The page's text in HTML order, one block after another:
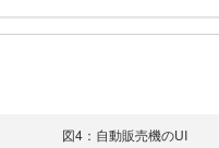
図4：自動販売機のUI